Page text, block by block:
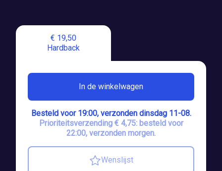
€ 19,50
Hardback
In de winkelwagen
Besteld voor 19:00, verzonden dinsdag 11-08.
Prioriteitsverzending € 4,75: besteld voor
22:00, verzonden morgen.
Wenslijst